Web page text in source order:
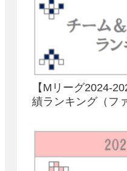
【Mリーグ2024-
績ランキング（フ